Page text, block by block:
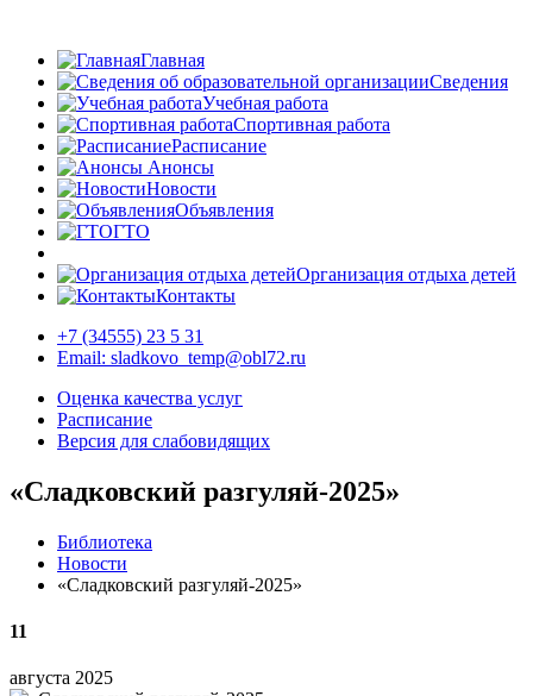
Главная
Сведения
Учебная работа
Спортивная работа
Расписание
Анонсы
Новости
Объявления
ГТО
Организация отдыха детей
Контакты
+7 (34555) 23 5 31
Email: sladkovo_temp@obl72.ru
Оценка качества услуг
Расписание
Версия для слабовидящих
«Сладковский разгуляй-2025»
Библиотека
Новости
«Сладковский разгуляй-2025»
11
августа 2025